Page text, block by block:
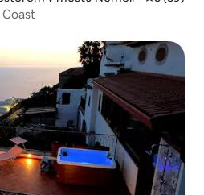
Coast
z značko »Izbira gostov«